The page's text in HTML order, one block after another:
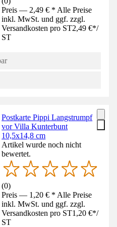
Preis — 2,49 € * Alle Preise
inkl. MwSt. und ggf. zzgl.
Versandkosten pro ST2,49 €*/
ST
Postkarte Pippi Langstrumpf
vor Villa Kunterbunt
10,5x14,8 cm
Artikel wurde noch nicht
bewertet.
(0)
Preis — 1,20 € * Alle Preise
inkl. MwSt. und ggf. zzgl.
Versandkosten pro ST1,20 €*/
ST